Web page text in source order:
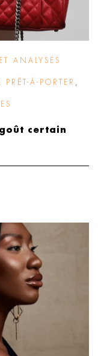
ANALYSES
À-PORTER
certain